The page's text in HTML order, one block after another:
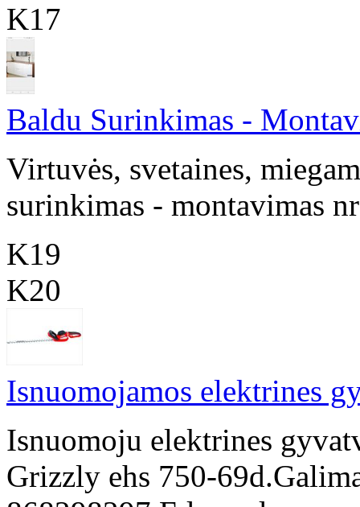
K17
Baldu Surinkimas -
Virtuvės, svetaines,
surinkimas - montavimas
K19
K20
Isnuomojamos elektrines
Isnuomoju elektrines
Grizzly ehs 750-